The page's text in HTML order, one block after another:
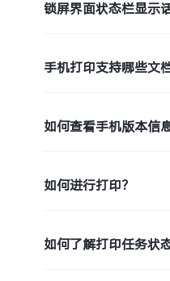
锁屏界面状态栏显示
手机打印支持哪些文
如何查看手机版本信息
如何进行打印？
如何了解打印任务状态